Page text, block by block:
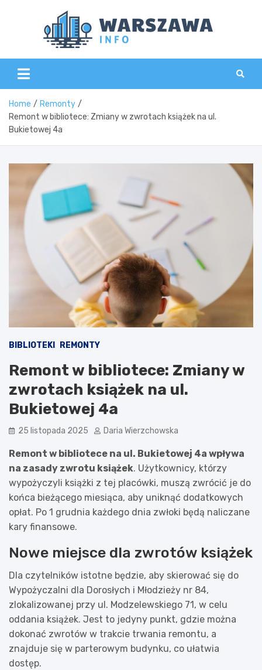
Home
Remonty
Remont w bibliotece: Zmiany w zwrotach książek na ul.
Bukietowej 4a
BIBLIOTEKI REMONTY
Remont w bibliotece: Zmiany w
zwrotach książek na ul.
Bukietowej 4a
25 listopada 2025 Daria Wierzchowska
Remont w bibliotece na ul. Bukietowej 4a wpływa
na zasady zwrotu książek. Użytkownicy, którzy
wypożyczyli książki z tej placówki, muszą zwrócić je do
końca bieżącego miesiąca, aby uniknąć dodatkowych
opłat. Po 1 grudnia każdego dnia zwłoki będą naliczane
kary finansowe.
Nowe miejsce dla zwrotów książek
Dla czytelników istotne będzie, aby skierować się do
Wypożyczalni dla Dorosłych i Młodzieży nr 84,
zlokalizowanej przy ul. Modzelewskiego 71, w celu
oddania książek. Jest to jedyny punkt, gdzie można
dokonać zwrotów w trakcie trwania remontu, a
znajduje się w parterowym budynku, co ułatwia
dostęp.